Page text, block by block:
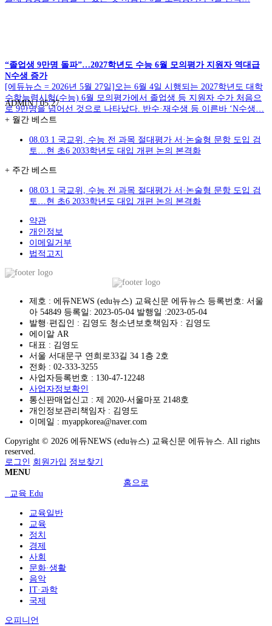
“졸업생 9만명 돌파”…2027학년도 수능 6월 모의평가 지원자 역대급
N수생 증가
[에듀뉴스 = 2026년 5월 27일]오는 6월 4일 시행되는 2027학년도 대학
수학능력시험(수능) 6월 모의평가에서 졸업생 등 지원자 수가 처음으
로 9만명을 넘어선 것으로 나타났다. 반수·재수생 등 이른바 ‘N수생…
ADMIN| 05.27
+ 월간 베스트
08.03 1 국교위, 수능 전 과목 절대평가 서·논술형 문항 도입 검
토…현 초6 2033학년도 대입 개편 논의 본격화
+ 주간 베스트
08.03 1 국교위, 수능 전 과목 절대평가 서·논술형 문항 도입 검
토…현 초6 2033학년도 대입 개편 논의 본격화
약관
개인정보
이메일거부
법적고지
제호 : 에듀NEWS (edu뉴스) 교육신문 에듀뉴스 등록번호: 서울
아 54849 등록일: 2023-05-04 발행일 :2023-05-04
발행·편집인 : 김영도 청소년보호책임자 : 김영도
에이알 AR
대표 : 김영도
서울 서대문구 연희로33길 34 1층 2호
전화 : 02-333-3255
사업자등록번호 : 130-47-12248
사업자정보확인
통신판매업신고 : 제 2020-서울마포 2148호
개인정보관리책임자 : 김영도
이메일 : myappkorea@naver.com
Copyright © 2026 에듀NEWS (edu뉴스) 교육신문 에듀뉴스. All rights
reserved.
로그인 회원가입 정보찾기
MENU
홈으로
교육 Edu
교육일반
교육
정치
경제
사회
문화·생활
음악
IT·과학
국제
오피니언